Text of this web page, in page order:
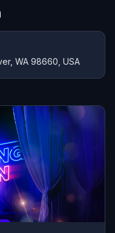
WA 98660, USA